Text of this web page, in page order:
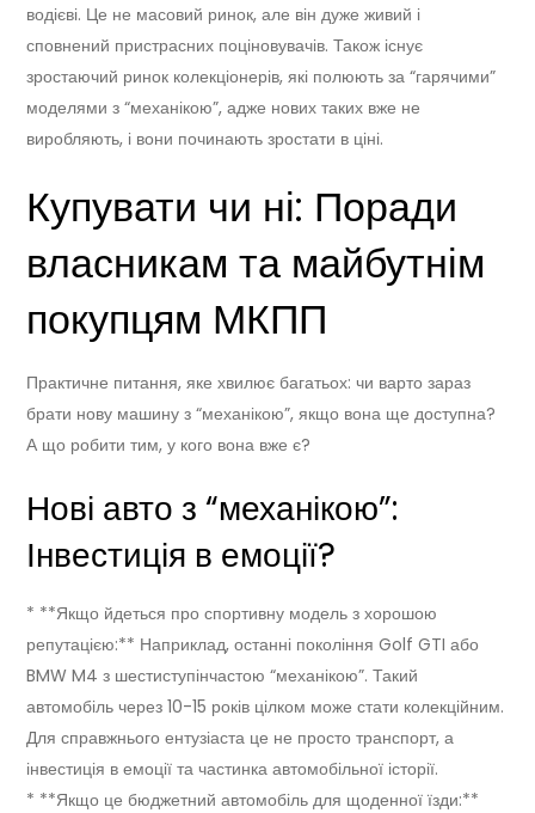
водієві. Це не масовий ринок, але він дуже живий і
сповнений пристрасних поціновувачів. Також існує
зростаючий ринок колекціонерів, які полюють за “гарячими”
моделями з “механікою”, адже нових таких вже не
виробляють, і вони починають зростати в ціні.
Купувати чи ні: Поради
власникам та майбутнім
покупцям МКПП
Практичне питання, яке хвилює багатьох: чи варто зараз
брати нову машину з “механікою”, якщо вона ще доступна?
А що робити тим, у кого вона вже є?
Нові авто з “механікою”:
Інвестиція в емоції?
* **Якщо йдеться про спортивну модель з хорошою
репутацією:** Наприклад, останні покоління Golf GTI або
BMW M4 з шестиступінчастою “механікою”. Такий
автомобіль через 10-15 років цілком може стати колекційним.
Для справжнього ентузіаста це не просто транспорт, а
інвестиція в емоції та частинка автомобільної історії.
* **Якщо це бюджетний автомобіль для щоденної їзди:**